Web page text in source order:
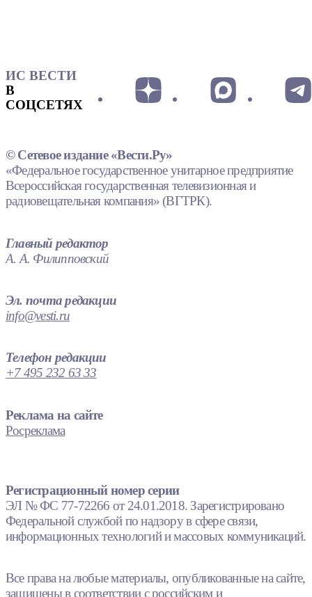
ИС ВЕСТИ
В
СОЦСЕТЯХ
© Сетевое издание «Вести.Ру»
«Федеральное государственное унитарное предприятие
Всероссийская государственная телевизионная и
радиовещательная компания» (ВГТРК).
Главный редактор
А. А. Филипповский
Эл. почта редакции
info@vesti.ru
Телефон редакции
+7 495 232 63 33
Реклама на сайте
Росреклама
Регистрационный номер серии
ЭЛ № ФС 77-72266 от 24.01.2018. Зарегистрировано
Федеральной службой по надзору в сфере связи,
информационных технологий и массовых коммуникаций.
Все права на любые материалы, опубликованные на сайте,
защищены в соответствии с российским и